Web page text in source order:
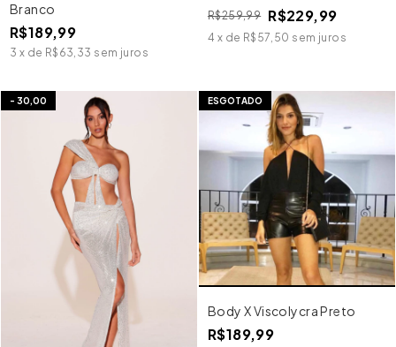
Branco
R$189,99
3 x de R$63,33 sem juros
R$259,99 R$229,99
4 x de R$57,50 sem juros
- 30,00 ESGOTADO
Body X Viscolycra Preto
R$189,99